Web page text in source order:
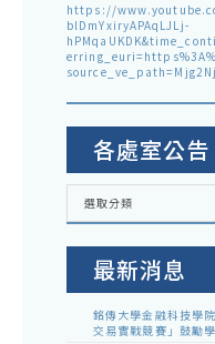
https://
blDmYxiryAPAqLJLj-
各處室公告
各
室
選取分類
最新消息
銘傳大學金融科技學
交易實戰競賽」鼓勵